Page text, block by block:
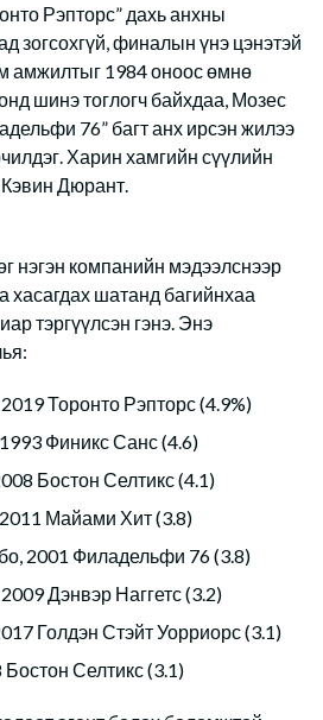
Рэпторс” дахь анхны
зогсохгүй, финалын үнэ цэнэтэй
амжилтыг 1984 оноос өмнө
шинэ тоглогч байхдаа, Мозес
76” багт анх ирсэн жилээ
Харин хамгийн сүүлийн
Дюрант.
нэгэн компанийн мэдээлснээр
хасагдах шатанд багийнхаа
тэргүүлсэн гэнэ. Энэ
Торонто Рэпторс (4.9%)
Финикс Санс (4.6)
Бостон Селтикс (4.1)
Майами Хит (3.8)
2001 Филадельфи 76 (3.8)
Дэнвэр Наггетс (3.2)
Голдэн Стэйт Уорриорс (3.1)
Селтикс (3.1)